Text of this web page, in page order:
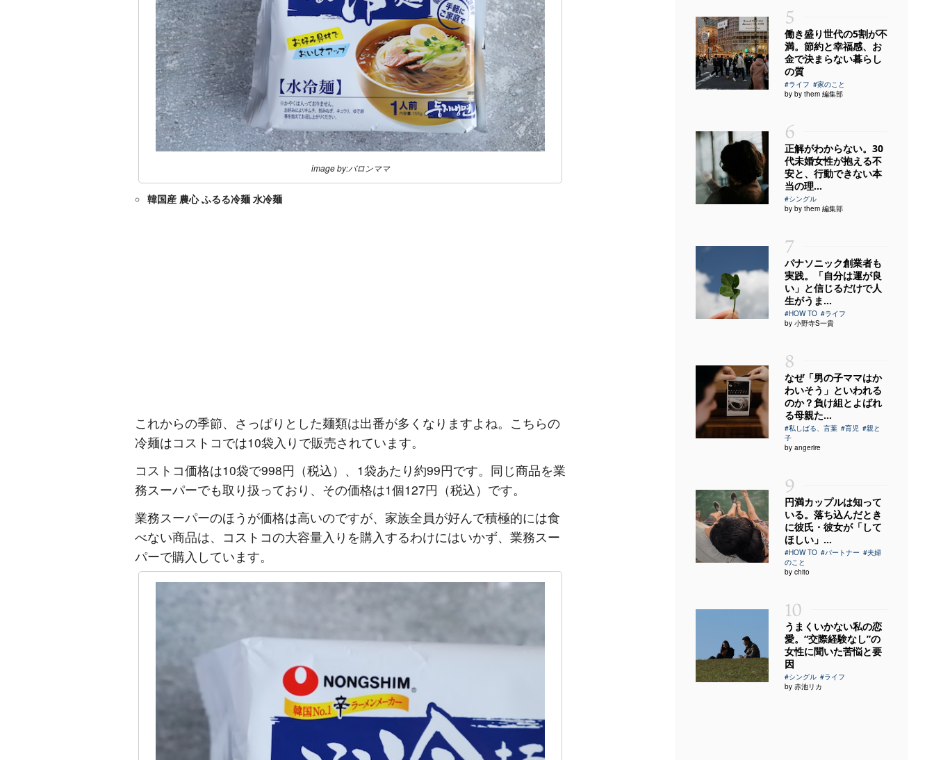
image by:バロンママ
韓国産 農心 ふるる冷麺 水冷麺
これからの季節、さっぱりとした麺類は出番が多くなりますよね。こちらの
冷麺はコストコでは10袋入りで販売されています。
コストコ価格は10袋で998円（税込）、1袋あたり約99円です。同じ商品を業
務スーパーでも取り扱っており、その価格は1個127円（税込）です。
業務スーパーのほうが価格は高いのですが、家族全員が好んで積極的には食
べない商品は、コストコの大容量入りを購入するわけにはいかず、業務スー
パーで購入しています。
5
働き盛り世代の5割が不
満。節約と幸福感、お
金で決まらない暮らし
の質
#ライフ #家のこと
by by them 編集部
6
正解がわからない。30
代未婚女性が抱える不
安と、行動できない本
当の理...
#シングル
by by them 編集部
7
パナソニック創業者も
実践。「自分は運が良
い」と信じるだけで人
生がうま...
#HOW TO #ライフ
by 小野寺S一貴
8
なぜ「男の子ママはか
わいそう」といわれる
のか？負け組とよばれ
る母親た...
#私しばる、言葉 #育児 #親と
子
by angerire
9
円満カップルは知って
いる。落ち込んだとき
に彼氏・彼女が「して
ほしい」...
#HOW TO #パートナー #夫婦
のこと
by chito
10
うまくいかない私の恋
愛。“交際経験なし”の
女性に聞いた苦悩と要
因
#シングル #ライフ
by 赤池リカ